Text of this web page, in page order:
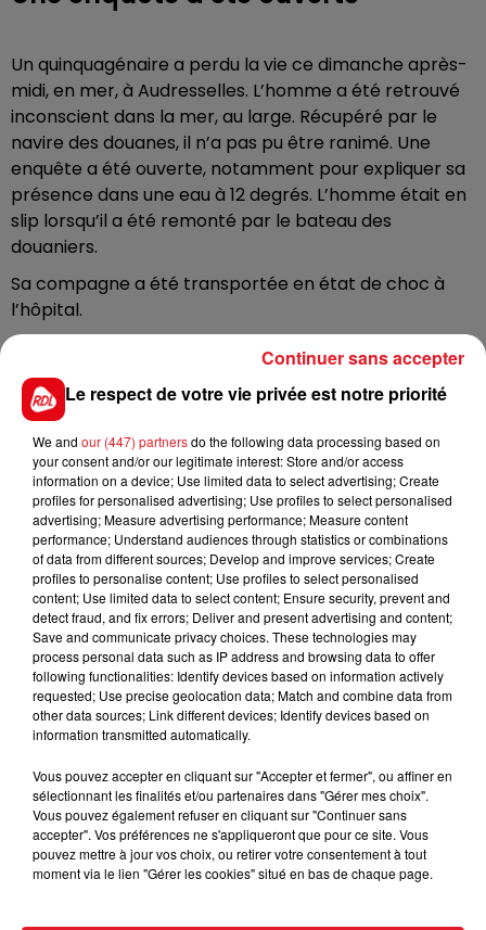
Un quinquagénaire a perdu la vie ce dimanche après-
midi, en mer, à Audresselles. L’homme a été retrouvé
inconscient dans la mer, au large. Récupéré par le
navire des douanes, il n’a pas pu être ranimé. Une
enquête a été ouverte, notamment pour expliquer sa
présence dans une eau à 12 degrés. L’homme était en
slip lorsqu’il a été remonté par le bateau des
douaniers.
Sa compagne a été transportée en état de choc à
l’hôpital.
FIL D'ACTUS
15 juillet 2026
BÉTHUNE: ENQUÊTE POUR HOMICIDE
VOLONTAIRE EN COURS, APRÈS LA...
Selon les premiers éléments, le logement servait
à des prostituées
WINGLES: UN JEUNE PERD LA VIE, NOYÉ À
Le respect de votre vie privée est notre priorité
We and our (447) partnersdo the following data processing based on
your consent and/or our legitimate interest: Store and/or access
information on a device; Use limited data to select advertising; Create
profiles for personalised advertising; Use profiles to select personalised
advertising; Measure advertising performance; Measure content
performance; Understand audiences through statistics or combinations
of data from different sources; Develop and improve services; Create
profiles to personalise content; Use profiles to select personalised
content; Use limited data to select content; Ensure security, prevent and
detect fraud, and fix errors; Deliver and present advertising and content;
Save and communicate privacy choices. These technologies may
process personal data such as IP address and browsing data to offer
following functionalities: Identify devices based on information actively
requested; Use precise geolocation data; Match and combine data from
other data sources; Link different devices; Identify devices based on
information transmitted automatically.
Vous pouvez accepter en cliquant sur "Accepter et fermer", ou affiner en
sélectionnant les finalités et/ou partenaires dans "Gérer mes choix".
Vous pouvez également refuser en cliquant sur "Continuer sans
accepter". Vos préférences ne s'appliqueront que pour ce site. Vous
pouvez mettre à jour vos choix, ou retirer votre consentement à tout
moment via le lien "Gérer les cookies" situé en bas de chaque page.
Continuer sans accepter